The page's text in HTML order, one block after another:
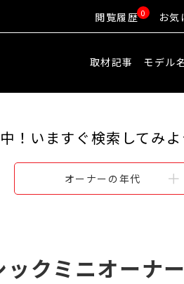
閲覧履歴 0 お気
取材記事 モデル
！ いますぐ検索してみよ
オーナーの年代
クミニオーナ